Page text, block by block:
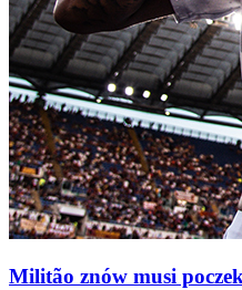
Militão znów musi